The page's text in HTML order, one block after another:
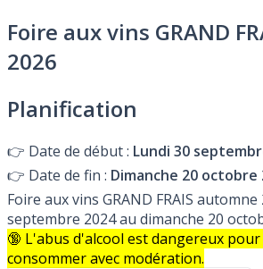
Foire aux vins GRAND
2026
Planification
👉 Date de début : Lundi 30
👉 Date de fin : Dimanche 20 octobre
Foire aux vins GRAND FRAIS
septembre 2024 au dimanche 20
🔞 L'abus d'alcool est dangereux pour
consommer avec modération.